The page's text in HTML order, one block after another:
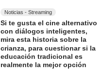
Noticias - Streaming
Si te gusta el cine alternativo
con diálogos inteligentes,
mira esta historia sobre la
crianza, para cuestionar si la
educación tradicional es
realmente la mejor opción